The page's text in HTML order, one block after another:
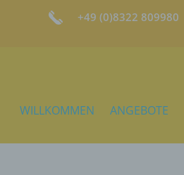
+49 (0)8322 809980
WILLKOMMEN ANGEBOTE